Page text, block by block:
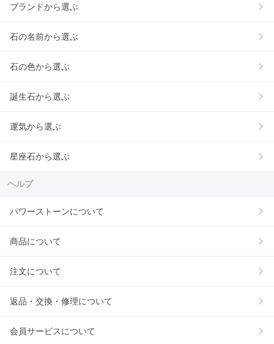
ブランドから選ぶ
石の名前から選ぶ
石の色から選ぶ
誕生石から選ぶ
運気から選ぶ
星座石から選ぶ
ヘルプ
パワーストーンについて
商品について
注文について
返品・交換・修理について
会員サービスについて